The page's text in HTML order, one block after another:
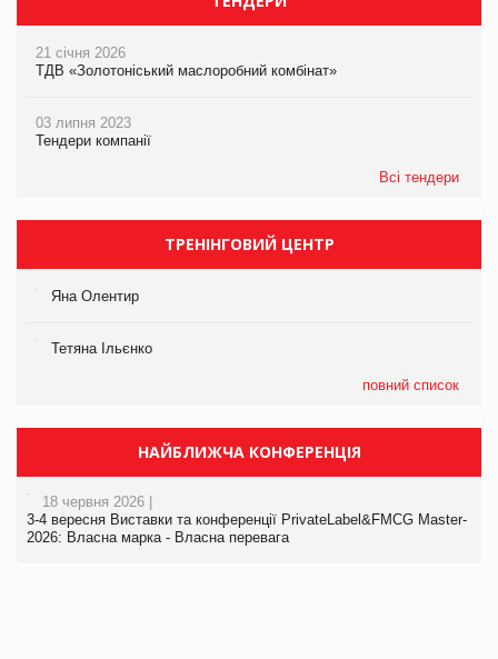
21 січня 2026
ТДВ «Золотоніський маслоробний комбінат»
03 липня 2023
Тендери компанії
Всі тендери
ТРЕНІНГОВИЙ ЦЕНТР
Яна Олентир
Тетяна Ільєнко
повний список
НАЙБЛИЖЧА КОНФЕРЕНЦІЯ
18 червня 2026 |
3-4 вересня Виставки та конференції PrivateLabel&FMCG Master-
2026: Власна марка - Власна перевага